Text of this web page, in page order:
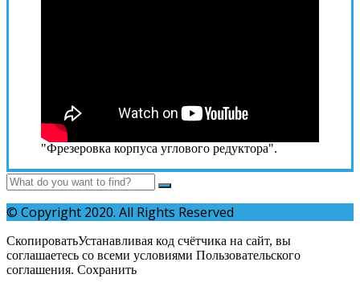
"Фрезеровка корпуса углового редуктора".
© Copyright 2020. All Rights Reserved
СкопироватьУстанавливая код счётчика на сайт, вы
соглашаетесь со всеми условиями Пользовательского
соглашения. Сохранить